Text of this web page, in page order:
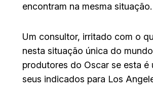
encontram na mesma situação.
Um consultor, irritado com o
nesta situação única do
produtores do Oscar se esta
seus indicados para Los